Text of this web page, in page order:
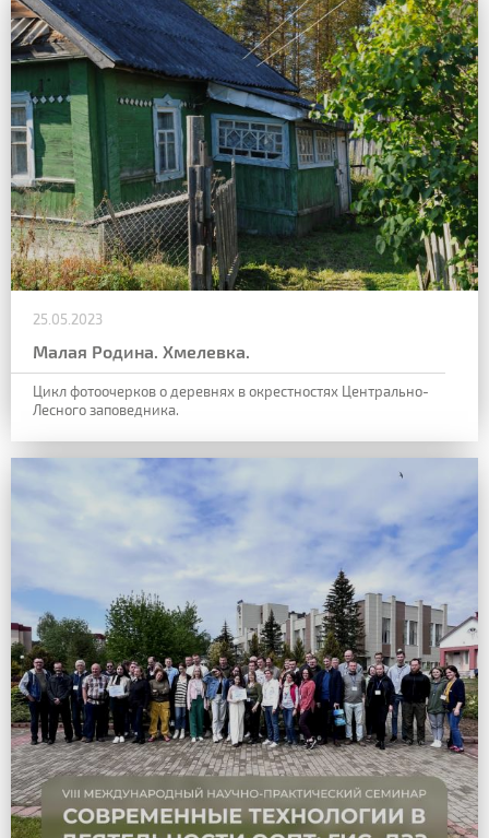
25.05.2023
Малая Родина. Хмелевка.
Цикл фотоочерков о деревнях в окрестностях Центрально-
Лесного заповедника.